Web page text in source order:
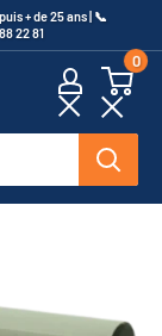
+ de 25 ans | 📞​
22 81
0